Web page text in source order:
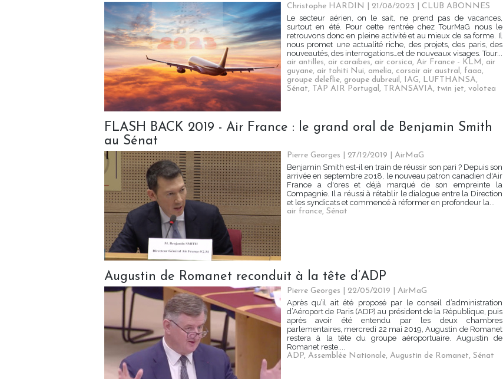
Christophe HARDIN | 21/08/2023
CLUB ABONNES
Le secteur aérien, on le sait, ne prend pas de vacances,
surtout en été. Pour cette rentrée chez TourMaG nous le
retrouvons donc en pleine activité et au mieux de sa forme. Il
nous promet une actualité riche, des projets, des paris, des
nouveautés, des interrogations…et de nouveaux visages. Tour...
air antilles, air caraibes, air corsica, Air France - KLM, air
guyane, air tahiti Nui, amelia, corsair air austral, faaa,
groupe deleflie, groupe dubreuil, IAG, LUFTHANSA,
Sénat, TAP AIR Portugal, TRANSAVIA, twin jet, volotea
FLASH BACK 2019 - Air France : le grand oral de Benjamin Smith
au Sénat
Pierre Georges | 27/12/2019
AirMaG
Benjamin Smith est-il en train de réussir son pari ? Depuis son
arrivée en septembre 2018, le nouveau patron canadien d'Air
France a d'ores et déjà marqué de son empreinte la
Compagnie. Il a réussi à rétablir le dialogue entre la Direction
et les syndicats et commencé à réformer en profondeur la...
air france, Sénat
Augustin de Romanet reconduit à la tête d’ADP
Pierre Georges | 22/05/2019
AirMaG
Après qu’il ait été proposé par le conseil d’administration
d’Aéroport de Paris (ADP) au président de la République, puis
après avoir été entendu par les deux chambres
parlementaires, mercredi 22 mai 2019, Augustin de Romanet
restera à la tête du groupe aéroportuaire. Augustin de
Romanet reste....
ADP, Assemblée Nationale, Augustin de Romanet, Sénat